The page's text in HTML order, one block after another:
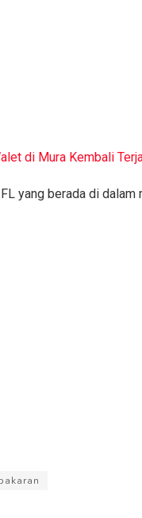
di Mura Kembali
yang berada di dalam